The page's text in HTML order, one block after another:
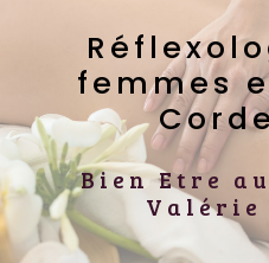
Réflexologie pour
femmes
Bien Etre au Quotidien -
Valérie